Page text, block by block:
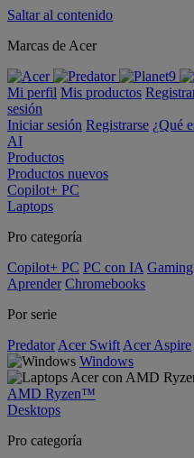
Saltar al contenido
Marcas de Acer
Mi perfil Mis productos
sesión
Iniciar sesión Registrarse ¿Qué
AI
Productos
Productos nuevos
Copilot+ PC
Laptops
Pro categoría
Copilot+ PC PC con IA Gaming
Aprender Chromebooks
Por serie
Predator Acer Swift Acer Aspire
Windows
AMD Ryzen™
Desktops
Pro categoría